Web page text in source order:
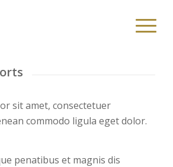
sit amet, consectetuer
commodo ligula eget dolor.
penatibus et magnis dis